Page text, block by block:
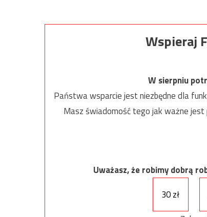
Wspieraj
W sierpniu
Państwa wsparcie jest niezbędne dla
Masz świadomość tego jak ważne
Uważasz, że robimy dobrą
30 zł